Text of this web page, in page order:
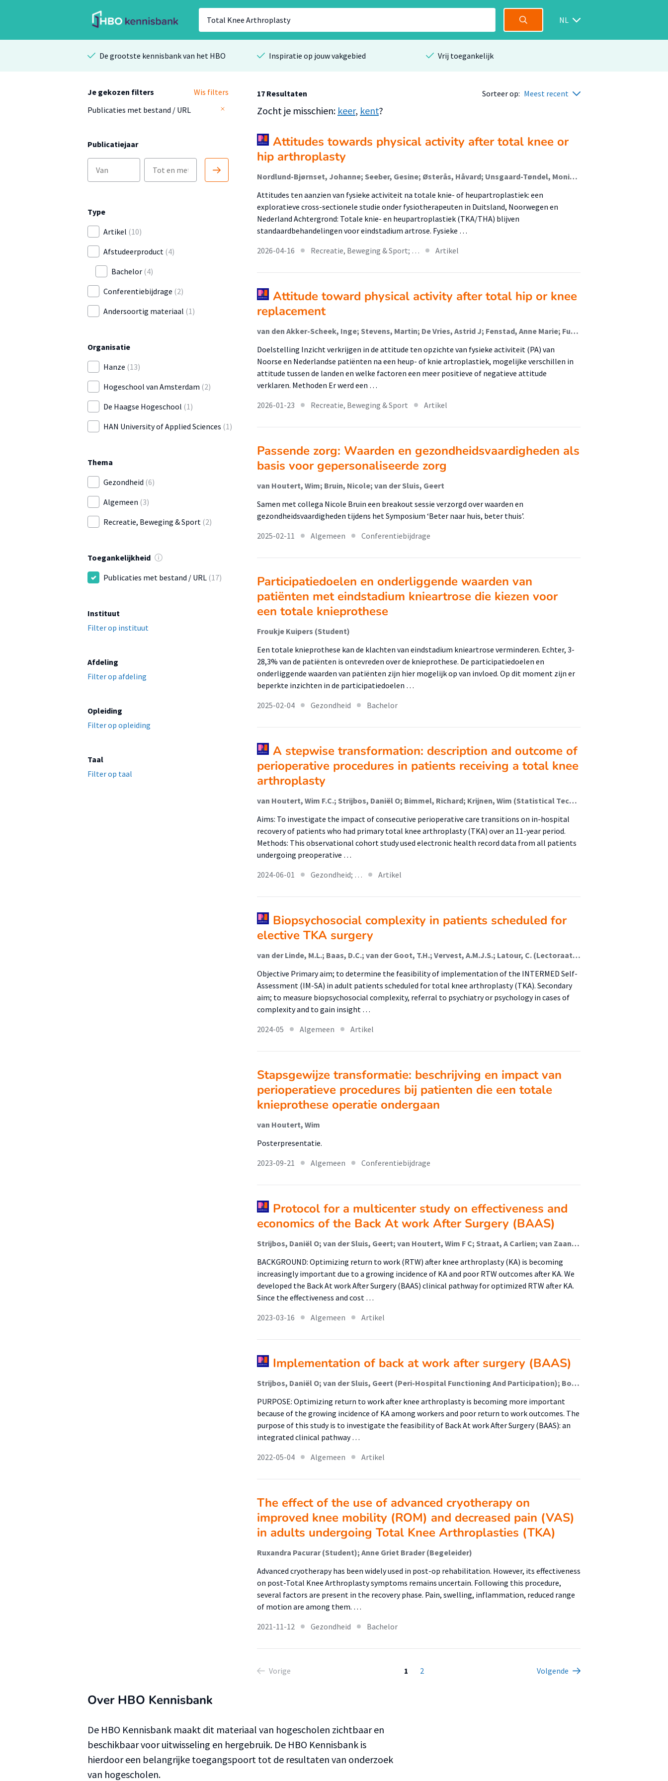
NL
De grootste kennisbank van het HBO Inspiratie op jouw vakgebied Vrij toegankelijk
Je gekozen filters
Wis filters
Publicaties met bestand / URL
Publicatiejaar
Type
Artikel (10)
Afstudeerproduct (4)
Bachelor (4)
Conferentiebijdrage (2)
Andersoortig materiaal (1)
Organisatie
Hanze (13)
Hogeschool van Amsterdam (2)
De Haagse Hogeschool (1)
HAN University of Applied Sciences (1)
Thema
Gezondheid (6)
Algemeen (3)
Recreatie, Beweging & Sport (2)
Toegankelijkheid
Publicaties met bestand / URL (17)
Instituut
Filter op instituut
Afdeling
Filter op afdeling
Opleiding
Filter op opleiding
Taal
Filter op taal
17 Resultaten Sorteer op: Meest recent
Zocht je misschien: keer, kent?
Attitudes towards physical activity after total knee or
hip arthroplasty
Nordlund-Bjørnset, Johanne; Seeber, Gesine; Østerås, Håvard; Unsgaard-Tøndel, Monica; Magne Hals, Odd; Stensdotter, Ann-Katrin; Slager, Geranda; van den Akker-Scheek, Inge; stevens, Martin
Attitudes ten aanzien van fysieke activiteit na totale knie- of heupartroplastiek: een
exploratieve cross-sectionele studie onder fysiotherapeuten in Duitsland, Noorwegen en
Nederland Achtergrond: Totale knie- en heupartroplastiek (TKA/THA) blijven
standaardbehandelingen voor eindstadium artrose. Fysieke …
2026-04-16
Recreatie, Beweging & Sport; … Artikel
Attitude toward physical activity after total hip or knee
replacement
van den Akker-Scheek, Inge; Stevens, Martin; De Vries, Astrid J; Fenstad, Anne Marie; Furnes, Ove Nord; Østerås, Håvard; Raap-van Sleuwen, Bregje E; Saris, Katja; Slager, Geranda E C; Unsgaard-Tøndel, Monica; Hals, Odd Magne; Stensdotter, Ann-Katrin
Doelstelling Inzicht verkrijgen in de attitude ten opzichte van fysieke activiteit (PA) van
Noorse en Nederlandse patiënten na een heup- of knie artroplastiek, mogelijke verschillen in
attitude tussen de landen en welke factoren een meer positieve of negatieve attitude
verklaren. Methoden Er werd een …
2026-01-23
Recreatie, Beweging & Sport Artikel
Passende zorg: Waarden en gezondheidsvaardigheden als
basis voor gepersonaliseerde zorg
van Houtert, Wim; Bruin, Nicole; van der Sluis, Geert
Samen met collega Nicole Bruin een breakout sessie verzorgd over waarden en
gezondheidsvaardigheden tijdens het Symposium ‘Beter naar huis, beter thuis’.
2025-02-11
Algemeen Conferentiebijdrage
Participatiedoelen en onderliggende waarden van
patiënten met eindstadium knieartrose die kiezen voor
een totale knieprothese
Froukje Kuipers (Student)
Een totale knieprothese kan de klachten van eindstadium knieartrose verminderen. Echter, 3-
28,3% van de patiënten is ontevreden over de knieprothese. De participatiedoelen en
onderliggende waarden van patiënten zijn hier mogelijk op van invloed. Op dit moment zijn er
beperkte inzichten in de participatiedoelen …
2025-02-04
Gezondheid Bachelor
A stepwise transformation: description and outcome of
perioperative procedures in patients receiving a total knee
arthroplasty
van Houtert, Wim F.C.; Strijbos, Daniël O; Bimmel, Richard; Krijnen, Wim (Statistical Techniques For Applied Research); Jager, Jelmer; Meeteren, Nico (L.U.) van; van der Sluis, Geert (Peri-Hospital Functioning And Participation)
Aims: To investigate the impact of consecutive perioperative care transitions on in-hospital
recovery of patients who had primary total knee arthroplasty (TKA) over an 11-year period.
Methods: This observational cohort study used electronic health record data from all patients
undergoing preoperative …
2024-06-01
Gezondheid; … Artikel
Biopsychosocial complexity in patients scheduled for
elective TKA surgery
van der Linde, M.L.; Baas, D.C.; van der Goot, T.H.; Vervest, A.M.J.S.; Latour, C. (Lectoraat Geïntegreerde Complexe Zorg)
Objective Primary aim; to determine the feasibility of implementation of the INTERMED Self-
Assessment (IM-SA) in adult patients scheduled for total knee arthroplasty (TKA). Secondary
aim; to measure biopsychosocial complexity, referral to psychiatry or psychology in cases of
complexity and to gain insight …
2024-05
Algemeen Artikel
Stapsgewijze transformatie: beschrijving en impact van
perioperatieve procedures bij patienten die een totale
knieprothese operatie ondergaan
van Houtert, Wim
Posterpresentatie.
2023-09-21
Algemeen Conferentiebijdrage
Protocol for a multicenter study on effectiveness and
economics of the Back At work After Surgery (BAAS)
Strijbos, Daniël O; van der Sluis, Geert; van Houtert, Wim F C; Straat, A Carlien; van Zaanen, Yvonne; de Groot, Stephan; Klomp, Simon; Krijnen, Wim P; Kooijman, Carolien M; van den Brand, Igor; Reneman, Michiel F; Boymans, Tim A E J; Kuijer, P Paul F M
BACKGROUND: Optimizing return to work (RTW) after knee arthroplasty (KA) is becoming
increasingly important due to a growing incidence of KA and poor RTW outcomes after KA. We
developed the Back At work After Surgery (BAAS) clinical pathway for optimized RTW after KA.
Since the effectiveness and cost …
2023-03-16
Algemeen Artikel
Implementation of back at work after surgery (BAAS)
Strijbos, Daniël O; van der Sluis, Geert (Peri-Hospital Functioning And Participation); Boymans, Tim A E J; de Groot, Stephan; Klomp, Simon; Kooijman, Carolien M; Reneman, Michiel F; Kuijer, P Paul F M
PURPOSE: Optimizing return to work after knee arthroplasty is becoming more important
because of the growing incidence of KA among workers and poor return to work outcomes. The
purpose of this study is to investigate the feasibility of Back At work After Surgery (BAAS): an
integrated clinical pathway …
2022-05-04
Algemeen Artikel
The effect of the use of advanced cryotherapy on
improved knee mobility (ROM) and decreased pain (VAS)
in adults undergoing Total Knee Arthroplasties (TKA)
Ruxandra Pacurar (Student); Anne Griet Brader (Begeleider)
Advanced cryotherapy has been widely used in post-op rehabilitation. However, its effectiveness
on post-Total Knee Arthroplasty symptoms remains uncertain. Following this procedure,
several factors are present in the recovery phase. Pain, swelling, inflammation, reduced range
of motion are among them. …
2021-11-12
Gezondheid Bachelor
Vorige 1 2 Volgende
Over HBO Kennisbank
De HBO Kennisbank maakt dit materiaal van hogescholen zichtbaar en
beschikbaar voor uitwisseling en hergebruik. De HBO Kennisbank is
hierdoor een belangrijke toegangspoort tot de resultaten van onderzoek
van hogescholen.